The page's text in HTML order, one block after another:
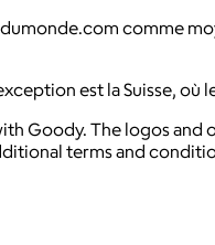
comme
est la Suisse, où
Goody. The logos
terms and